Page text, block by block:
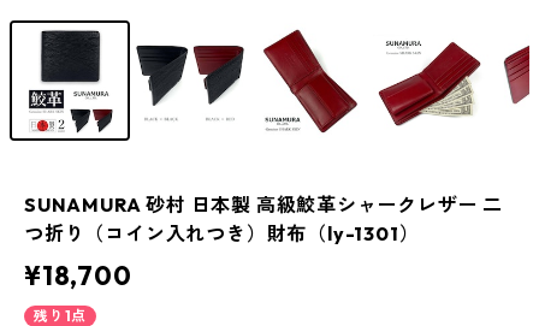
SUNAMURA 砂村 日本製 高級鮫革シャークレザー 二
つ折り（コイン入れつき）財布（ly-1301）
¥18,700
残り1点